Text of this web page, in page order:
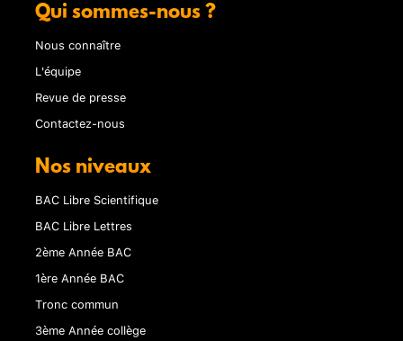
Qui sommes-nous ?
Nous connaître
L'équipe
Revue de presse
Contactez-nous
Nos niveaux
BAC Libre Scientifique
BAC Libre Lettres
2ème Année BAC
1ère Année BAC
Tronc commun
3ème Année collège